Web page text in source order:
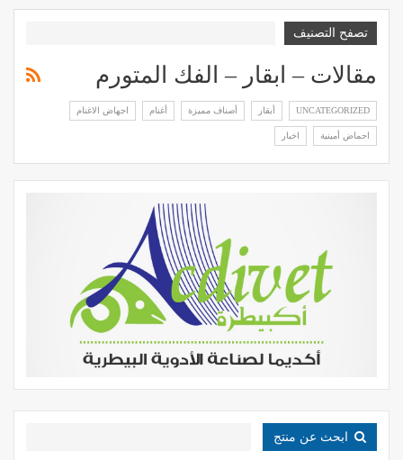
تصفح التصنيف
مقالات – ابقار – الفك المتورم
UNCATEGORIZED أبقار أصناف مميزة أغنام اجهاض الاغنام
احماض أمينية اخبار
ابحث عن منتج